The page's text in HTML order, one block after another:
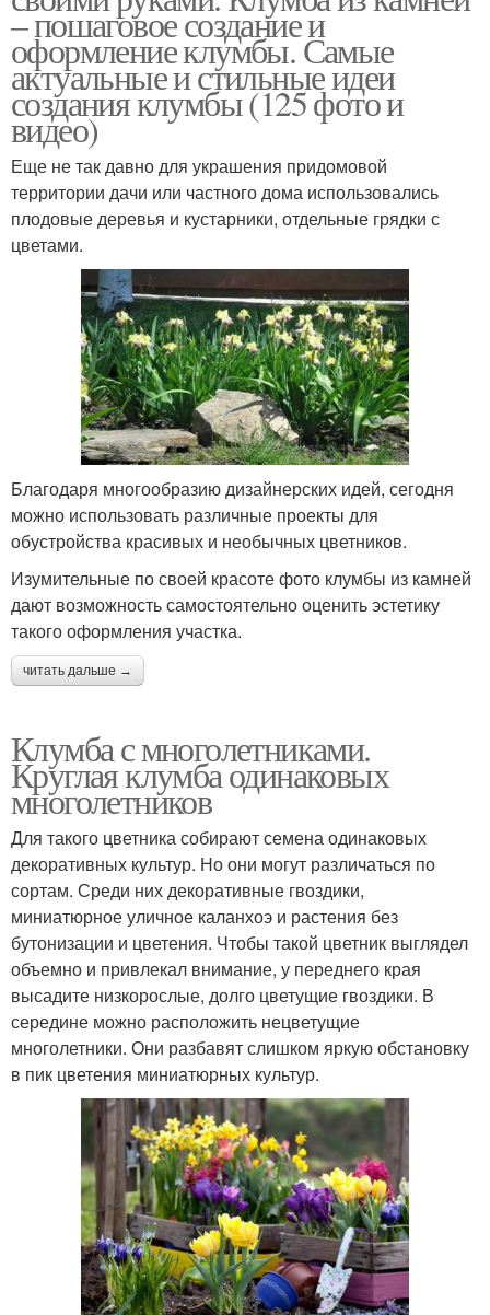
– пошаговое создание и
оформление клумбы. Самые
актуальные и стильные идеи
создания клумбы (125 фото и
видео)
Еще не так давно для украшения придомовой
территории дачи или частного дома использовались
плодовые деревья и кустарники, отдельные грядки с
цветами.
Благодаря многообразию дизайнерских идей, сегодня
можно использовать различные проекты для
обустройства красивых и необычных цветников.
Изумительные по своей красоте фото клумбы из камней
дают возможность самостоятельно оценить эстетику
такого оформления участка.
читать дальше →
Клумба с многолетниками.
Круглая клумба одинаковых
многолетников
Для такого цветника собирают семена одинаковых
декоративных культур. Но они могут различаться по
сортам. Среди них декоративные гвоздики,
миниатюрное уличное каланхоэ и растения без
бутонизации и цветения. Чтобы такой цветник выглядел
объемно и привлекал внимание, у переднего края
высадите низкорослые, долго цветущие гвоздики. В
середине можно расположить нецветущие
многолетники. Они разбавят слишком яркую обстановку
в пик цветения миниатюрных культур.